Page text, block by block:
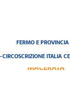
FERMO E PROVINCIA
ITALIA